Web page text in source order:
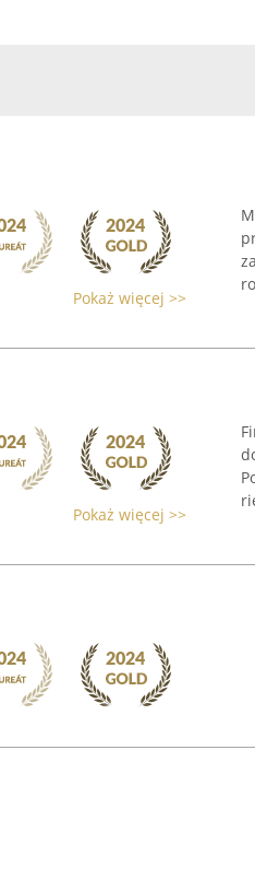
Pokaż więcej >>
Pokaż więcej >>